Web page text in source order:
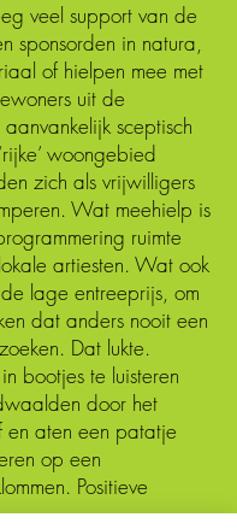
veel support van de
sponsorden in natura,
of hielpen mee met
uit de
sceptisch
woongebied
zich als vrijwilligers
Wat meehielp is
ruimte
artiesten. Wat ook
lage entreeprijs, om
dat anders nooit een
Dat lukte.
bootjes te luisteren
door het
en aten een patatje
op een
Positieve